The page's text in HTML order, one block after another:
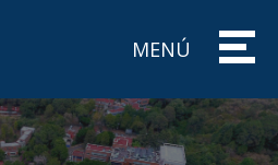
MENÚ